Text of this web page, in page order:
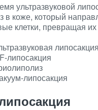
ультразвуковой
в коже, который
клетки, превращая их
липосакция
липосакция
липосакция